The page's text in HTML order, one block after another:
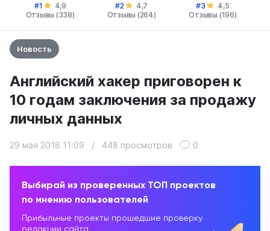
#1
4,9
Отзывы (338)
#2
4,7
Отзывы (264)
#3
4,5
Отзывы (196)
Новость
Английский хакер приговорен к
10 годам заключения за продажу
личных данных
29 мая 2018 11:09 / 448 просмотров 0
Выбирай из проверенных ТОП проектов
по мнению пользователей
Прибыльные проекты прошедшие проверку
редакции сайта